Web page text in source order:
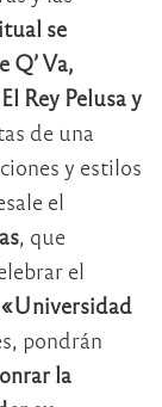
se
Q’ Va,
Rey Pelusa y
de una
y estilos
el
, que
el
«Universidad
pondrán
la